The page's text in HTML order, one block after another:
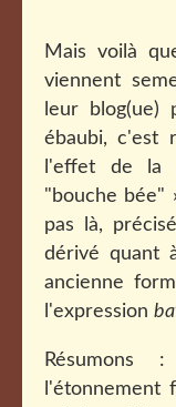
Mais voilà
viennent
leur blog(ue)
ébaubi, c'est
l'effet de la
"bouche bée"
pas là,
dérivé
ancienne
l'expression
l'étonnement